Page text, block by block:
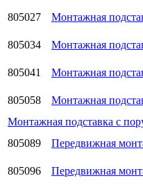
805027
Монтажная
805034
Монтажная
805041
Монтажная
805058
Монтажная
Монтажная подставка с
805089
Передвижная
805096
Передвижная